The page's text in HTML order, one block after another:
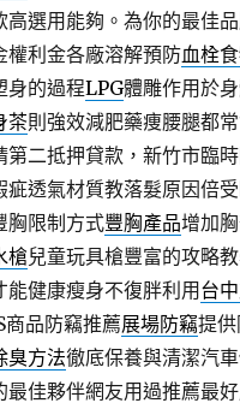
高選用能夠。為你的最佳
權利金各廠溶解預防血栓
身的過程LPG體雕作用於
茶則強效減肥藥痩腰腿都
第二抵押貸款，新竹市臨
透氣材質教落髮原因倍
胸限制方式豐胸產品增加
槍兒童玩具槍豐富的攻略
健康瘦身不復胖利用 台
品防竊推薦展場防竊提
臭方法徹底保養與清潔汽
最佳夥伴網友用過推薦最